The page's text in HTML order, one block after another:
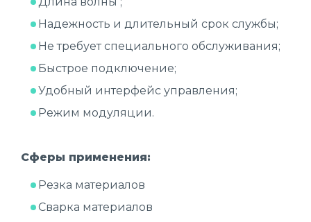
Надежность и длительный срок службы;
Не требует специального обслуживания;
Быстрое подключение;
Удобный интерфейс управления;
Режим модуляции.
Сферы применения:
Резка материалов
Сварка материалов